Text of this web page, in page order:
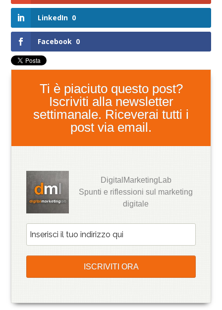
LinkedIn 0
Facebook 0
Ti è piaciuto questo post?
Iscriviti alla newsletter
settimanale. Riceverai tutti i
post via email.
DigitalMarketingLab
Spunti e riflessioni sul marketing
digitale